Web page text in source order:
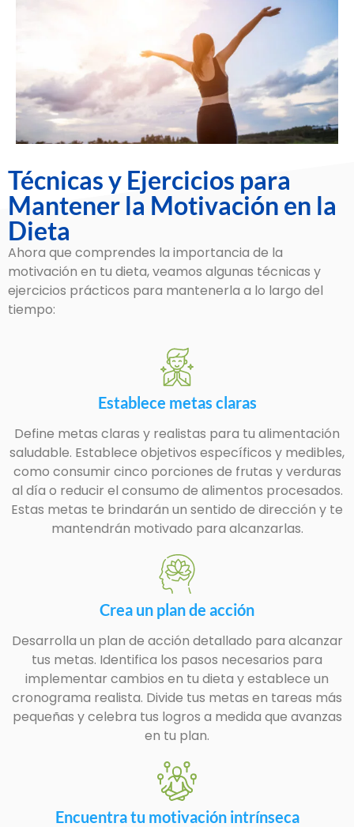
Técnicas y Ejercicios para
Mantener la Motivación en la
Dieta
Ahora que comprendes la importancia de la
motivación en tu dieta, veamos algunas técnicas y
ejercicios prácticos para mantenerla a lo largo del
tiempo:
Establece metas claras
Define metas claras y realistas para tu alimentación
saludable. Establece objetivos específicos y medibles,
como consumir cinco porciones de frutas y verduras
al día o reducir el consumo de alimentos procesados.
Estas metas te brindarán un sentido de dirección y te
mantendrán motivado para alcanzarlas.
Crea un plan de acción
Desarrolla un plan de acción detallado para alcanzar
tus metas. Identifica los pasos necesarios para
implementar cambios en tu dieta y establece un
cronograma realista. Divide tus metas en tareas más
pequeñas y celebra tus logros a medida que avanzas
en tu plan.
Encuentra tu motivación intrínseca